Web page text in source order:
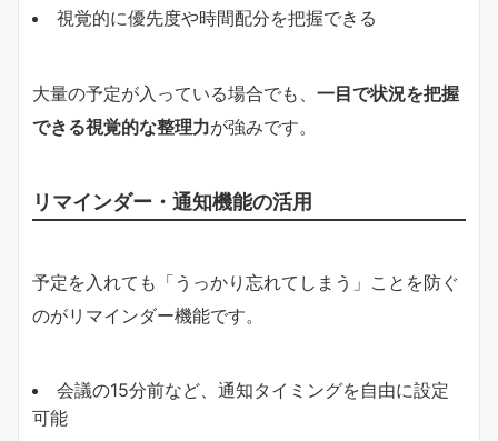
視覚的に優先度や時間配分を把握できる
大量の予定が入っている場合でも、 一目で状況を把握
できる視覚的な整理力が強みです。
リマインダー・通知機能の活用
予定を入れても「うっかり忘れてしまう」ことを防ぐ
のがリマインダー機能です。
会議の15分前など、通知タイミングを自由に設定
可能